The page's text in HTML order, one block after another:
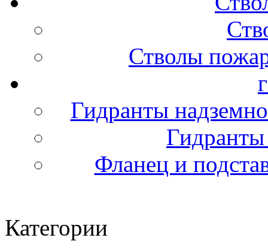
Стволы
Гидранты
Фланец и
Категории